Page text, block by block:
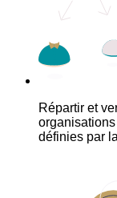
Répartir et
définies par